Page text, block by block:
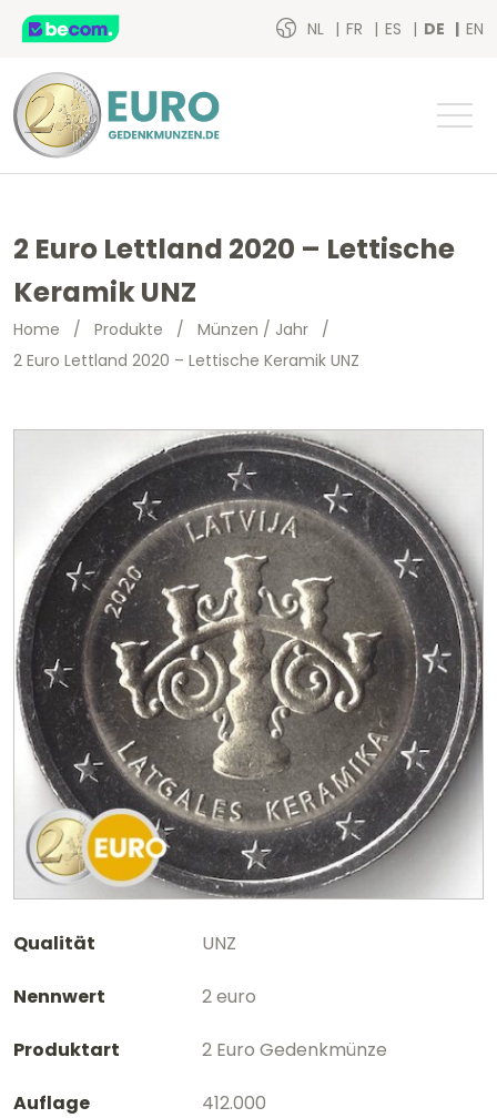
NL FR ES DE EN
2 Euro Lettland 2020 – Lettische
Keramik UNZ
Home / Produkte / Münzen / Jahr /
2 Euro Lettland 2020 – Lettische Keramik UNZ
Qualität UNZ
Nennwert 2 euro
Produktart 2 Euro Gedenkmünze
Auflage 412.000